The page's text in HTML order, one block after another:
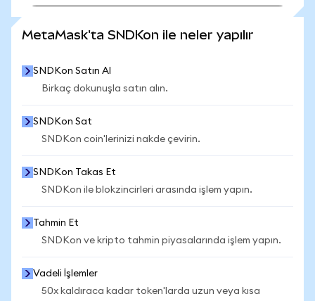
MetaMask'ta SNDKon ile neler yapılır
SNDKon Satın Al
Birkaç dokunuşla satın alın.
SNDKon Sat
SNDKon coin'lerinizi nakde çevirin.
SNDKon Takas Et
SNDKon ile blokzincirleri arasında işlem yapın.
Tahmin Et
SNDKon ve kripto tahmin piyasalarında işlem yapın.
Vadeli İşlemler
50x kaldıraca kadar token'larda uzun veya kısa